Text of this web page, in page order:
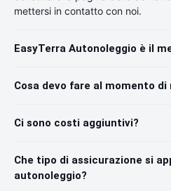
mettersi in contatto con noi.
EasyTerra Autonoleggio è il
Cosa devo fare al momento
Ci sono costi aggiuntivi?
Che tipo di assicurazione si
autonoleggio?